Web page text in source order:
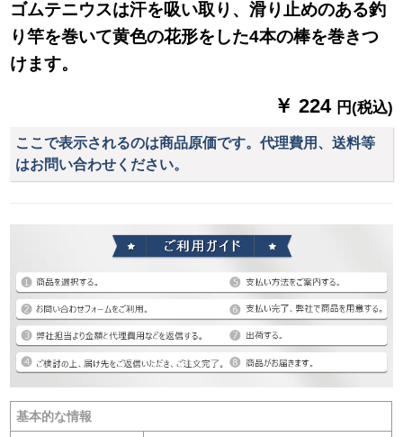
ゴムテニウスは汗を吸い取り、滑り止めのある釣
り竿を巻いて黄色の花形をした4本の棒を巻きつ
けます。
￥ 224 円(税込)
ここで表示されるのは商品原価です。代理費用、送料等
はお問い合わせください。
基本的な情報